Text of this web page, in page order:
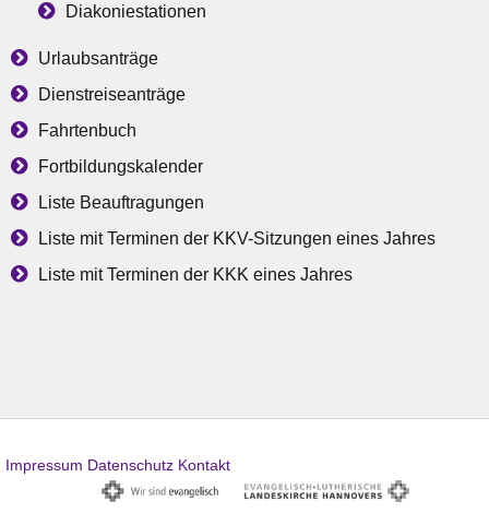
Diakoniestationen
Urlaubsanträge
Dienstreiseanträge
Fahrtenbuch
Fortbildungskalender
Liste Beauftragungen
Liste mit Terminen der KKV-Sitzungen eines Jahres
Liste mit Terminen der KKK eines Jahres
Impressum Datenschutz Kontakt